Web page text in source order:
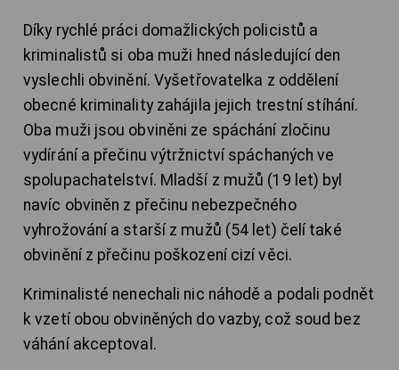
Díky rychlé práci domažlických policistů a
kriminalistů si oba muži hned následující den
vyslechli obvinění. Vyšetřovatelka z oddělení
obecné kriminality zahájila jejich trestní stíhání.
Oba muži jsou obviněni ze spáchání zločinu
vydírání a přečinu výtržnictví spáchaných ve
spolupachatelství. Mladší z mužů (19 let) byl
navíc obviněn z přečinu nebezpečného
vyhrožování a starší z mužů (54 let) čelí také
obvinění z přečinu poškození cizí věci.
Kriminalisté nenechali nic náhodě a podali podnět
k vzetí obou obviněných do vazby, což soud bez
váhání akceptoval.